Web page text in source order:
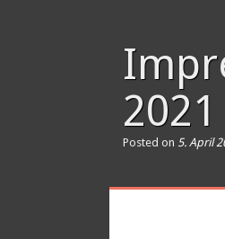
2021
Posted on 5. April